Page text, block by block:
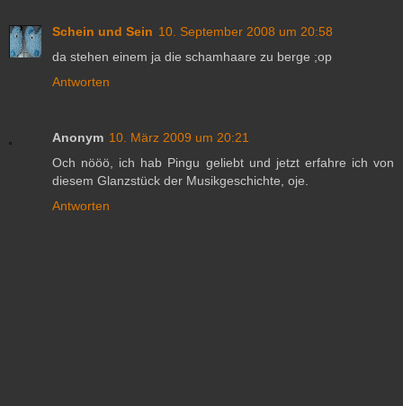
Schein und Sein 10. September 2008 um 20:58
da stehen einem ja die schamhaare zu berge ;op
Antworten
Anonym 10. März 2009 um 20:21
Och nööö, ich hab Pingu geliebt und jetzt erfahre ich von
diesem Glanzstück der Musikgeschichte, oje.
Antworten